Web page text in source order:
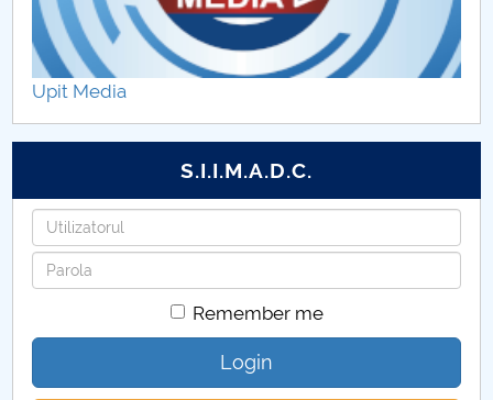
modernă (franceză/spaniolă/germană)
Istorie
Muzică
Artele spectacolului (Actorie)
Upit Media
S.I.I.M.A.D.C.
Username
Password
Remember me
Login